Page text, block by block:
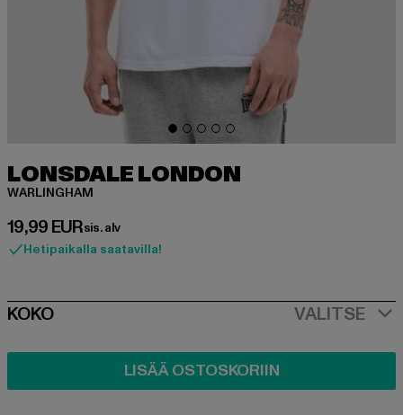
LONSDALE LONDON
WARLINGHAM
19,99 EUR
Ajankohtainen hinta: 19,99 EUR
sis. alv
Hetipaikalla saatavilla!
SIZE
KOKO VALITSE
LISÄÄ OSTOSKORIIN